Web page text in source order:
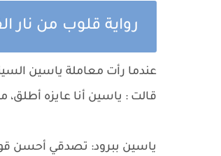
رواية قلوب من نار
عندما رأت معاملة ياسين
قالت : ياسين أنا عايزه
ياسين ببرود: تصدقي أحسن